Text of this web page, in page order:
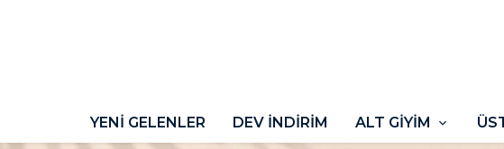
YENİ GELENLER DEV İNDİRİM ALT GİYİM